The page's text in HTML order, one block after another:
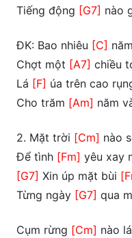
Tiếng động [G7] nào
ĐK: Bao nhiêu [C]
Chợt một [A7] chiều
Lá [F] úa trên cao
Cho trăm [Am] năm
2. Mặt trời [Cm] nào
Để tình [Fm] yêu xay
[G7] Xin úp mặt bùi
Từng ngày [G7] qua
Cụm rừng [Cm] nào